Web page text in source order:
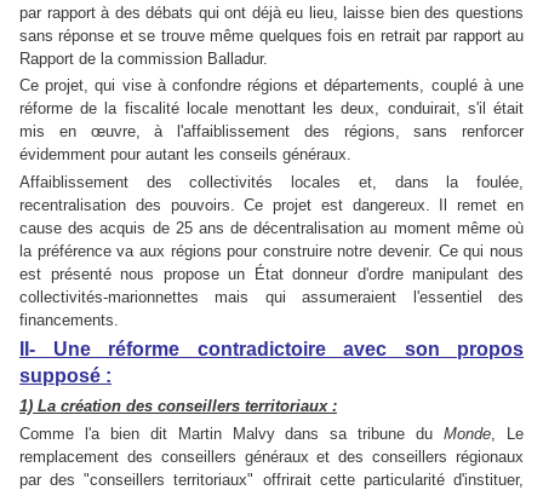
par rapport à des débats qui ont déjà eu lieu, laisse bien des questions
sans réponse et se trouve même quelques fois en retrait par rapport au
Rapport de la commission Balladur.
Ce projet, qui vise à confondre régions et départements, couplé à une
réforme de la fiscalité locale menottant les deux, conduirait, s'il était
mis en œuvre, à l'affaiblissement des régions, sans renforcer
évidemment pour autant les conseils généraux.
Affaiblissement des collectivités locales et, dans la foulée,
recentralisation des pouvoirs. Ce projet est dangereux. Il remet en
cause des acquis de 25 ans de décentralisation au moment même où
la préférence va aux régions pour construire notre devenir. Ce qui nous
est présenté nous propose un État donneur d'ordre manipulant des
collectivités-marionnettes mais qui assumeraient l'essentiel des
financements.
II- Une réforme contradictoire avec son propos
supposé :
1) La création des conseillers territoriaux :
Comme l'a bien dit Martin Malvy dans sa tribune duMonde , Le
remplacement des conseillers généraux et des conseillers régionaux
par des "conseillers territoriaux" offrirait cette particularité d'instituer,